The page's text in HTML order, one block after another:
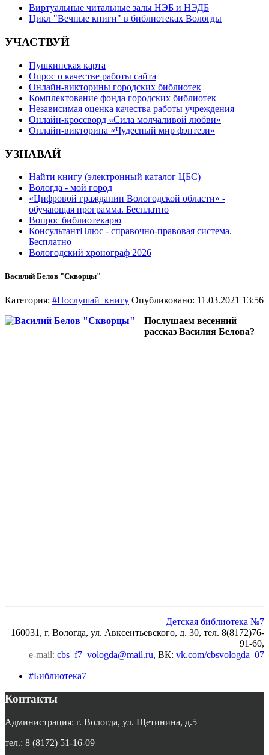
Виртуальные читальные залы НЭБ и НЭДБ
Цикл "Вечные книги" в библиотеках Вологды
УЧАСТВУЙ
Пушкинская карта
Опрос о качестве работы сайта
Онлайн-викторины городских библиотек
Комплектование фонда городских библиотек
Независимая оценка качества работы учреждения
Онлайн-кроссворд «Сила молчаливой любви»
Онлайн-викторина «Чудесный мир фэнтези»
УЗНАВАЙ
Найти книгу (электронный каталог ЦБС)
Вологда - мой город
«Цифровой гражданин Вологодской области» -
обучающая программа. Бесплатно
Вопрос библиотекарю
КонсультантПлюс - справочно-правовая система.
Бесплатно
Вологодский хронограф 2026
Василий Белов "Скворцы"
Категория: #Послушай_книгу Опубликовано: 11.03.2021 13:56
Послушаем весенний
рассказ Василия Белова?
Детская библиотека №7
160031, г. Вологда, ул. Авксентьевского, д. 30, тел. 8(8172)76-
91-60,
e-mail: cbs_f7_vologda@mail.ru, ВК: vk.com/cbsvologda_07
#Библиотека7
Контакты
Администрация: г. Вологда, ул. Щетинина, д.5
тел.: 8 (8172) 51-16-09